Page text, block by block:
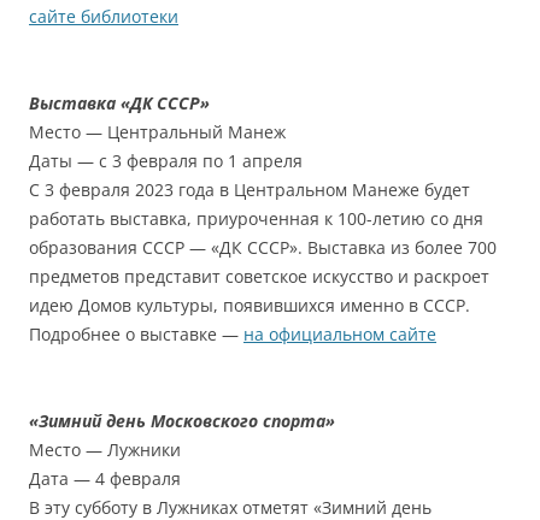
сайте библиотеки
Выставка «ДК СССР»
Место — Центральный Манеж
Даты — с 3 февраля по 1 апреля
С 3 февраля 2023 года в Центральном Манеже будет
работать выставка, приуроченная к 100-летию со дня
образования СССР — «ДК СССР». Выставка из более 700
предметов представит советское искусство и раскроет
идею Домов культуры, появившихся именно в СССР.
Подробнее о выставке — на официальном сайте
«Зимний день Московского спорта»
Место — Лужники
Дата — 4 февраля
В эту субботу в Лужниках отметят «Зимний день